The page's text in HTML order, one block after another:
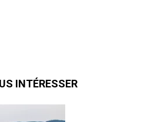
INTÉRESSER